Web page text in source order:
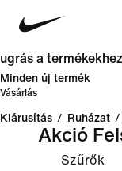
ugrás a termékekhez
Minden új termék
Vásárlás
Kiárusítás / Ruházat /
Akció
Szűrők